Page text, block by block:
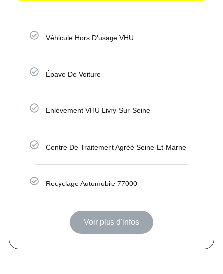
Véhicule Hors D'usage VHU
Épave De Voiture
Enlèvement VHU Livry-Sur-Seine
Centre De Traitement Agréé Seine-Et-Marne
Recyclage Automobile 77000
Voir plus d'infos